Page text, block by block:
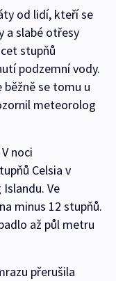
od lidí, kteří se
a slabé otřesy
stupňů
podzemní vody.
se tomu u
meteorolog
noci
Celsia v
Ve
minus 12 stupňů.
až půl metru
přerušila